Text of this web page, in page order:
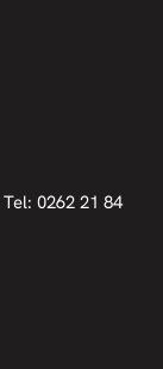
Tel: 0262 21 84